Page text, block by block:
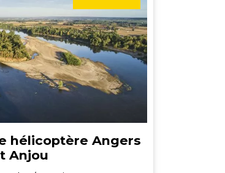
hélicoptère Angers
Anjou